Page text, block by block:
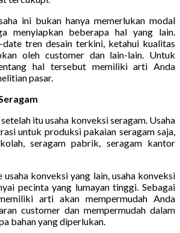
ini bukan hanya memerlukan modal
menyiapkan beberapa hal yang lain.
tren desain terkini, ketahui kualitas
oleh customer dan lain-lain. Untuk
hal tersebut memiliki arti Anda
pasar.
itu usaha konveksi seragam. Usaha
untuk produksi pakaian seragam saja,
seragam pabrik, seragam kantor
konveksi yang lain, usaha konveksi
pecinta yang lumayan tinggi. Sebagai
arti akan mempermudah Anda
customer dan mempermudah dalam
bahan yang diperlukan.